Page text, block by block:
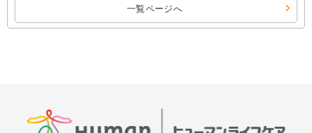
一覧ページへ